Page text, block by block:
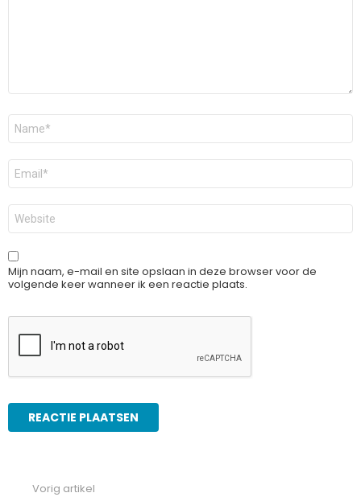
Naam
E-
mail
*
Site
Mijn naam, e-mail en site opslaan in deze browser voor de
volgende keer wanneer ik een reactie plaats.
Vorig artikel